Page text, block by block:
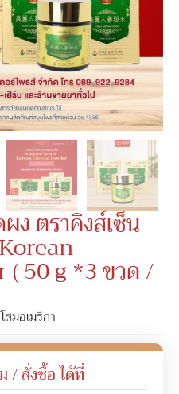
ง ตราคิงส์เซ็น
( 50 g *3 ขวด /
สมอเมริกา
/ สั่งซื้อ ได้ที่